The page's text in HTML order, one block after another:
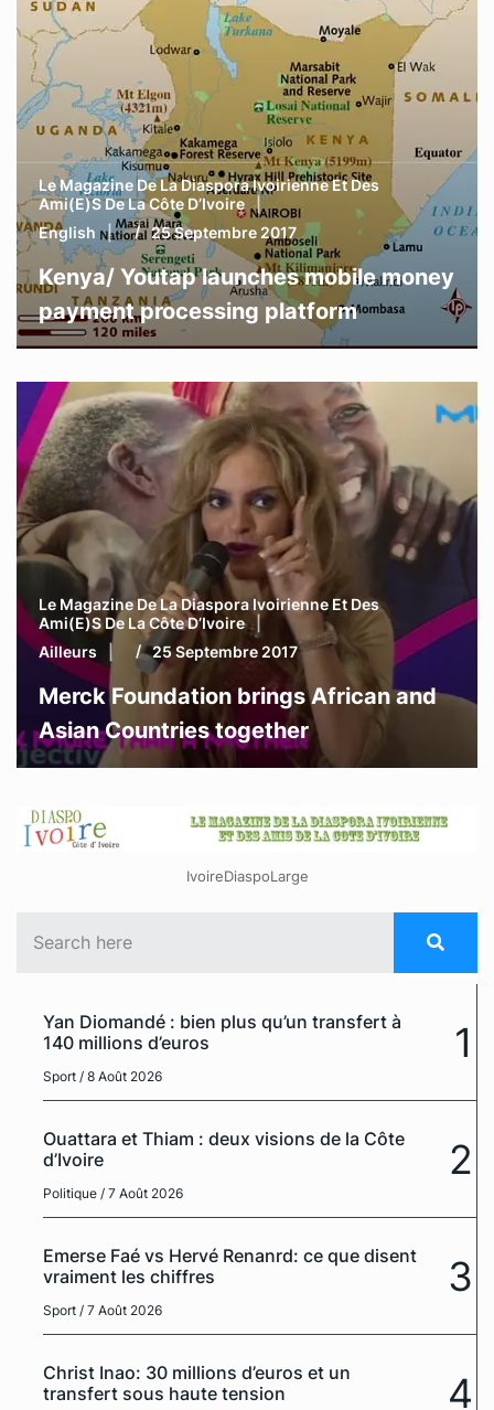
Le Magazine De La Diaspora Ivoirienne Et Des
Ami(e)s De La Côte D’Ivoire
English
25 Septembre 2017
Kenya/ Youtap launches mobile money
payment processing platform
Le Magazine De La Diaspora Ivoirienne Et Des
Ami(e)s De La Côte D’Ivoire
Ailleurs
25 Septembre 2017
Merck Foundation brings African and
Asian Countries together
IvoireDiaspoLarge
Yan Diomandé : bien plus qu’un transfert à
140 millions d’euros
Sport / 8 Août 2026
1
Ouattara et Thiam : deux visions de la Côte
d’Ivoire
Politique / 7 Août 2026
2
Emerse Faé vs Hervé Renanrd: ce que disent
vraiment les chiffres
Sport / 7 Août 2026
3
Christ Inao: 30 millions d’euros et un
transfert sous haute tension
4